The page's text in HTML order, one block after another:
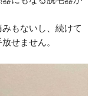
もないし、続けて
せません。